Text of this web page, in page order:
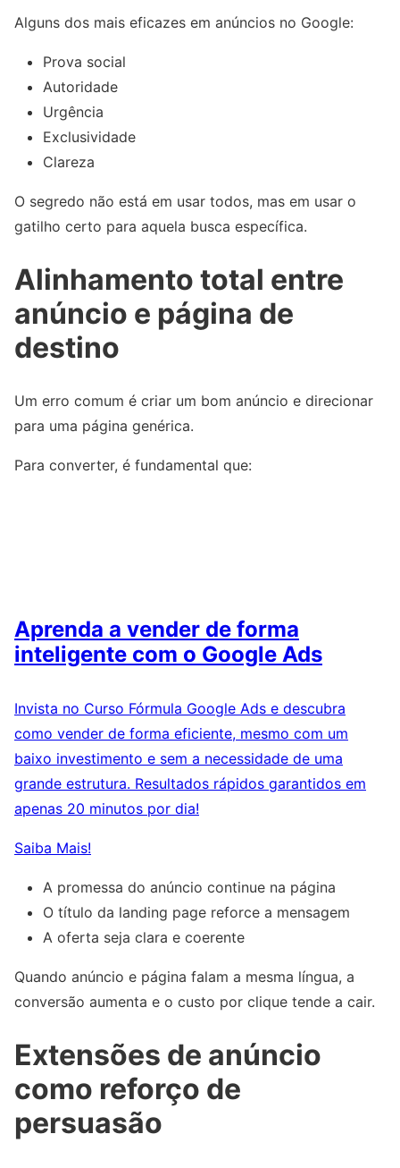
Alguns dos mais eficazes em anúncios no Google:
Prova social
Autoridade
Urgência
Exclusividade
Clareza
O segredo não está em usar todos, mas em usar o
gatilho certo para aquela busca específica.
Alinhamento total entre
anúncio e página de
destino
Um erro comum é criar um bom anúncio e direcionar
para uma página genérica.
Para converter, é fundamental que:
Aprenda a vender de forma
inteligente com o Google Ads
Invista no Curso Fórmula Google Ads e descubra
como vender de forma eficiente, mesmo com um
baixo investimento e sem a necessidade de uma
grande estrutura. Resultados rápidos garantidos em
apenas 20 minutos por dia!
Saiba Mais!
A promessa do anúncio continue na página
O título da landing page reforce a mensagem
A oferta seja clara e coerente
Quando anúncio e página falam a mesma língua, a
conversão aumenta e o custo por clique tende a cair.
Extensões de anúncio
como reforço de
persuasão